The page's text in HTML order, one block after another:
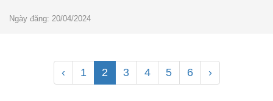
Ngày đăng: 20/04/2024
‹ 1 2 3 4 5 6 ›